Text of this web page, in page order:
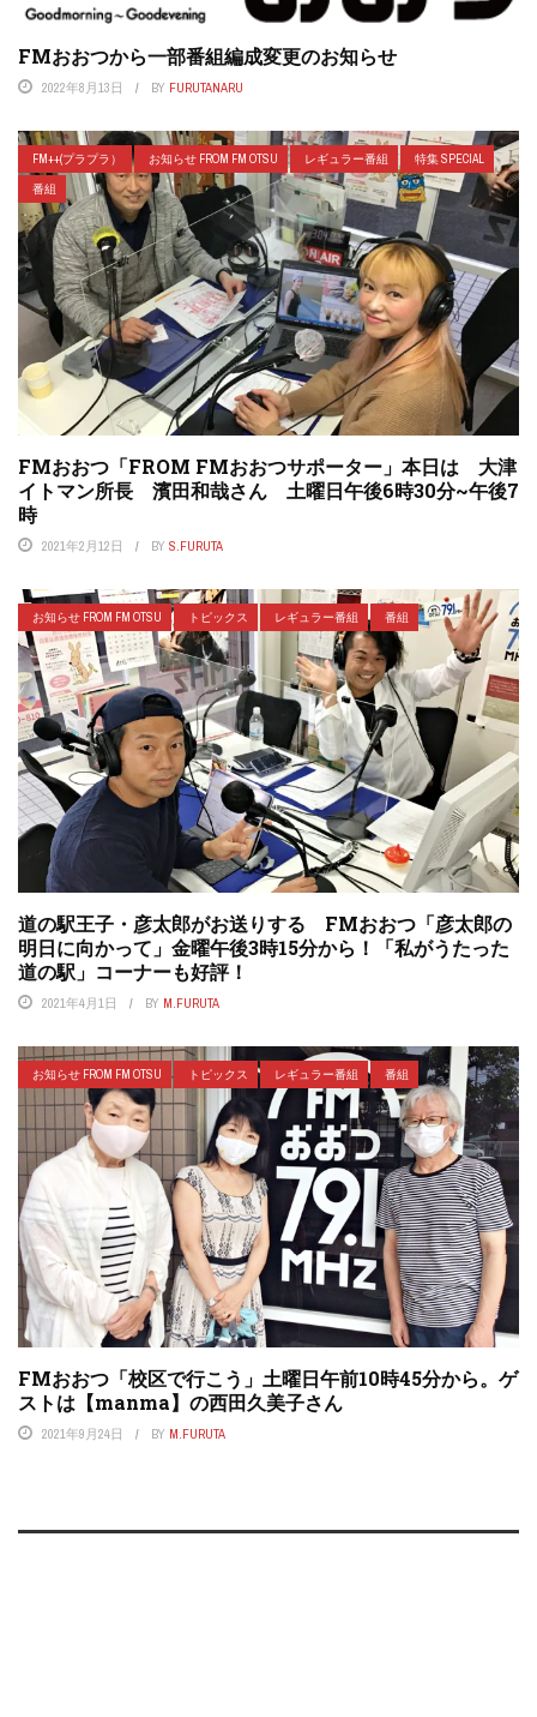
FMおおつから一部番組編成変更のお知らせ
2022年8月13日 BY FURUTANARU
FM++(プラプラ） お知らせ FROM FM OTSU レギュラー番組
特集 SPECIAL
番組
FMおおつ「FROM FMおおつサポーター」本日は 大津
イトマン所長 濱田和哉さん 土曜日午後6時30分~午後7
時
2021年2月12日 BY S.FURUTA
お知らせ FROM FM OTSU トピックス レギュラー番組 番組
道の駅王子・彦太郎がお送りする FMおおつ「彦太郎の
明日に向かって」金曜午後3時15分から！「私がうたった
道の駅」コーナーも好評！
2021年4月1日 BY M.FURUTA
お知らせ FROM FM OTSU トピックス レギュラー番組 番組
FMおおつ「校区で行こう」土曜日午前10時45分から。ゲ
ストは【manma】の西田久美子さん
2021年9月24日 BY M.FURUTA